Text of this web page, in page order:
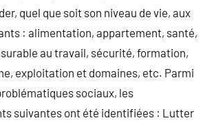
quel que soit son niveau de vie, aux
: alimentation, appartement, santé,
au travail, sécurité, formation,
exploitation et domaines, etc. Parmi
sociaux, les
suivantes ont été identifiées : Lutter